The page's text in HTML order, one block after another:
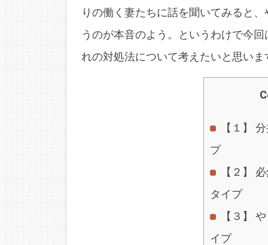
りの働く妻たちに話を聞いてみると
うのが本音のよう。というわけで今
れの対処法について考えたいと思いま
【１】
プ
【２】
タイプ
【３】
イプ